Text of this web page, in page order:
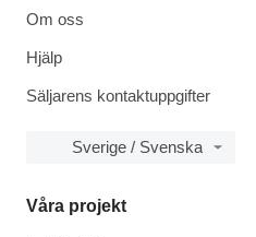
Om oss
Hjälp
Säljarens kontaktuppgifter
Sverige / Svenska
Våra projekt